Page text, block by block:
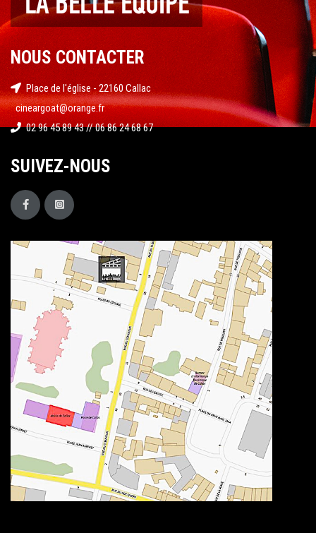
NOUS CONTACTER
Place de l'église - 22160 Callac
cineargoat@orange.fr
02 96 45 89 43 // 06 86 24 68 67
SUIVEZ-NOUS